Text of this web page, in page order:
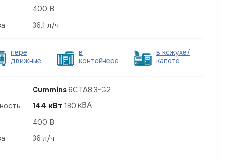
400 В
36,1 л/ч
пере
движные
в
контейнере
в кожухе/
капоте
Cummins 6CTA8.3-G2
144 кВт 180
400 В
36 л/ч